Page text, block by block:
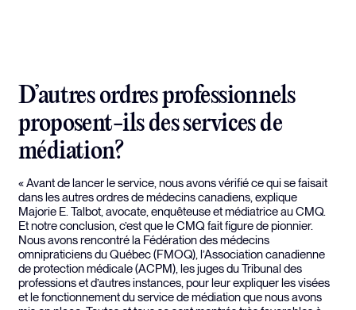
D’autres ordres professionnels
proposent-ils des services de
médiation?
« Avant de lancer le service, nous avons vérifié ce qui se faisait
dans les autres ordres de médecins canadiens, explique
Majorie E. Talbot, avocate, enquêteuse et médiatrice au CMQ.
Et notre conclusion, c’est que le CMQ fait figure de pionnier.
Nous avons rencontré la Fédération des médecins
omnipraticiens du Québec (FMOQ), l’Association canadienne
de protection médicale (ACPM), les juges du Tribunal des
professions et d’autres instances, pour leur expliquer les visées
et le fonctionnement du service de médiation que nous avons